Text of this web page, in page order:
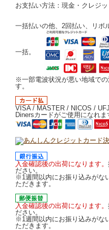
お支払い方法：現金・クレジ
一括払いの他、2回払い、リボ
一括。
※一部電波状況が悪い地域で
す。
VISA / MASTER / NICOS /
Dinersカードがご使用になれま
入金確認後の出荷になります。
ださい。
※1週間以内にお振り込みがな
ただきます。
入金確認後の出荷になります。
ださい。
※1週間以内にお振り込みがな
ただきます。